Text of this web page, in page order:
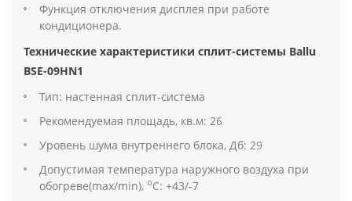
Функция отключения дисплея при работе
кондиционера.
Технические характеристики сплит-системы Ballu
BSE-09HN1
Тип: настенная сплит-система
Рекомендуемая площадь, кв.м: 26
Уровень шума внутреннего блока, Дб: 29
Допустимая температура наружного воздуха при
обогреве(max/min), оС: +43/-7